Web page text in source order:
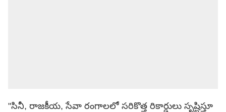
"సినీ, రాజకీయ, సేవా రంగాలలో సరికొత్త రికార్డులు సృష్టిస్తూ